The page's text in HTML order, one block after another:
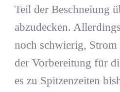
Teil der Beschneiung
abzudecken.
noch schwierig, Strom
der Vorbereitung für
es zu Spitzenzeiten